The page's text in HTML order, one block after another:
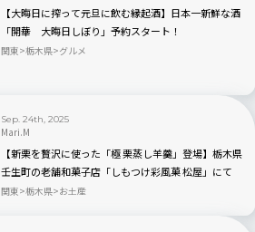
【大晦日に搾って元旦に飲む縁起酒】日本一新鮮な酒
「開華 大晦日しぼり」予約スタート！
関東 栃木県 グルメ
Sep. 24th, 2025
Mari.M
【新栗を贅沢に使った「極 栗蒸し羊羹」登場】栃木県
壬生町の老舗和菓子店「しもつけ彩風菓 松屋」にて
関東 栃木県 お土産